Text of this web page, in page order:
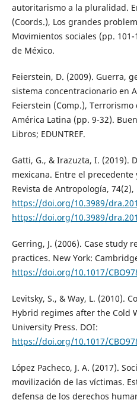
autoritarismo a la pluralidad.
(Coords.), Los grandes
Movimientos sociales (pp. 101-
de México.
Feierstein, D. (2009). Guerra,
sistema concentracionario en
Feierstein (Comp.),
América Latina (pp. 9-32).
Libros; EDUNTREF.
Gatti, G., & Irazuzta, I. (2019).
mexicana. Entre el precedente
Revista de Antropología, 74(2),
https://doi.org/10.3989/
https://doi.org/10.3989/
Gerring, J. (2006). Case study
practices. New York:
https://doi.org/10.1017/
Levitsky, S., & Way, L. (2010).
Hybrid regimes after the Cold
University Press. DOI:
https://doi.org/10.1017/
López Pacheco, J. A. (2017).
movilización de las víctimas.
defensa de los derechos